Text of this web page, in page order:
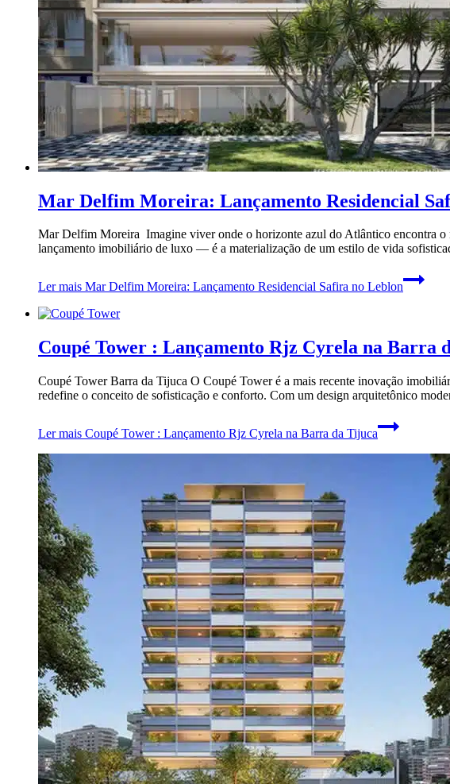
Mar Delfim Moreira: Lançamento Residencial
Mar Delfim Moreira Imagine viver onde o horizonte azul do Atlântico encontra
lançamento imobiliário de luxo — é a materialização de um estilo de vida
Ler mais Mar Delfim Moreira: Lançamento Residencial Safira no Leblon
Coupé Tower : Lançamento Rjz Cyrela na Barra
Coupé Tower Barra da Tijuca O Coupé Tower é a mais recente inovação
redefine o conceito de sofisticação e conforto. Com um design arquitetônico
Ler mais Coupé Tower : Lançamento Rjz Cyrela na Barra da Tijuca